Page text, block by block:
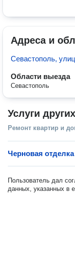
Адреса и
Севастополь,
Области выезда
Севастополь
Услуги
Ремонт квартир и
Черновая
Пользователь дал
данных, указанных в